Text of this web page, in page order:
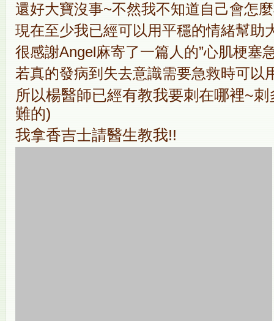
還好大寶沒事~不然我不知道自己會怎
現在至少我已經可以用平穩的情緒幫助
很感謝Angel麻寄了一篇人的”心肌梗塞
若真的發病到失去意識需要急救時可以
所以楊醫師已經有教我要刺在哪裡~
難的)
我拿香吉士請醫生教我!!